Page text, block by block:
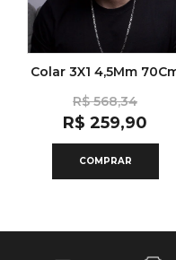
Colar 3X1 4,5Mm
R$568,34
R$ 259,90
COMPRAR